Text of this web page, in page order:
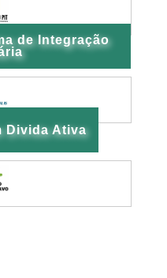
de Integração
Divida Ativa